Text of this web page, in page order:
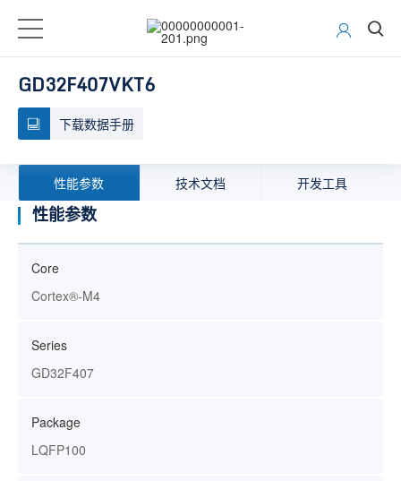
GD32F407VKT6
下载数据手册
性能参数 技术文档 开发工具
性能参数
Core
Cortex®-M4
Series
GD32F407
Package
LQFP100